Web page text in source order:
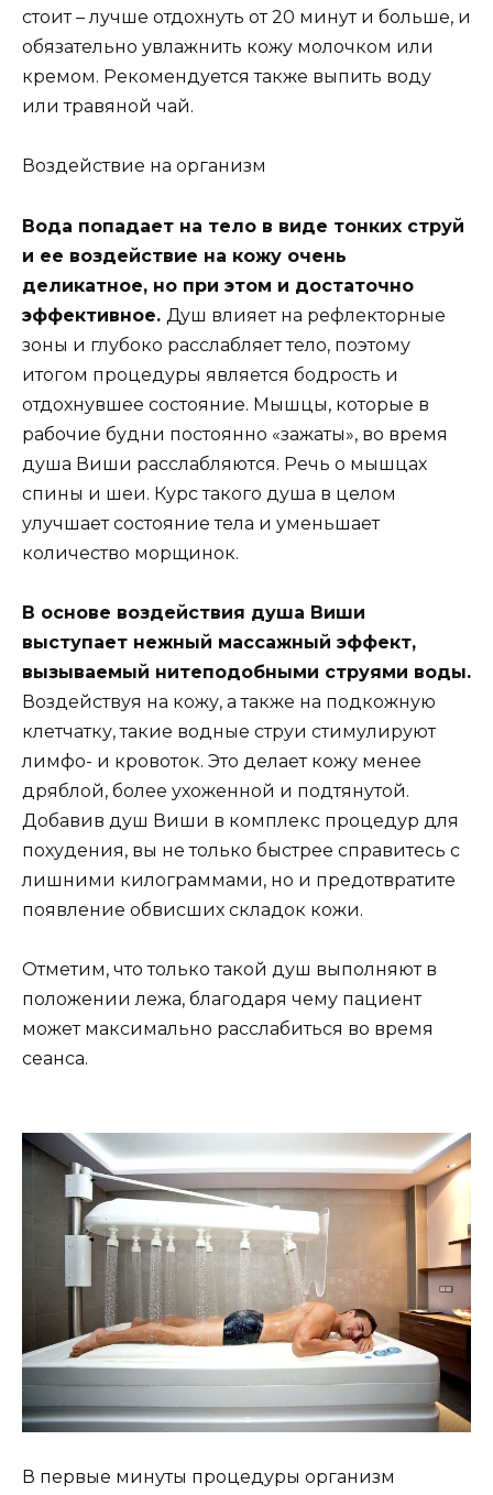
стоит – лучше отдохнуть от 20 минут и больше, и
обязательно увлажнить кожу молочком или
кремом. Рекомендуется также выпить воду
или травяной чай.
Воздействие на организм
Вода попадает на тело в виде тонких струй
и ее воздействие на кожу очень
деликатное, но при этом и достаточно
эффективное. Душ влияет на рефлекторные
зоны и глубоко расслабляет тело, поэтому
итогом процедуры является бодрость и
отдохнувшее состояние. Мышцы, которые в
рабочие будни постоянно «зажаты», во время
душа Виши расслабляются. Речь о мышцах
спины и шеи. Курс такого душа в целом
улучшает состояние тела и уменьшает
количество морщинок.
В основе воздействия душа Виши
выступает нежный массажный эффект,
вызываемый нитеподобными струями воды.
Воздействуя на кожу, а также на подкожную
клетчатку, такие водные струи стимулируют
лимфо- и кровоток. Это делает кожу менее
дряблой, более ухоженной и подтянутой.
Добавив душ Виши в комплекс процедур для
похудения, вы не только быстрее справитесь с
лишними килограммами, но и предотвратите
появление обвисших складок кожи.
Отметим, что только такой душ выполняют в
положении лежа, благодаря чему пациент
может максимально расслабиться во время
сеанса.
В первые минуты процедуры организм